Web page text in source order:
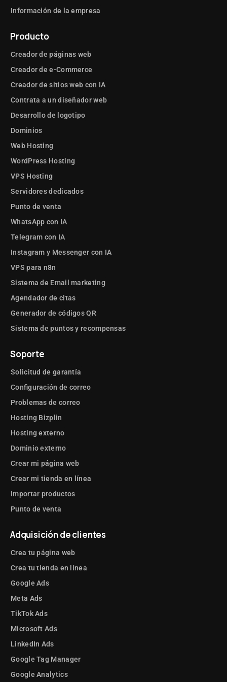
Información de la empresa
Producto
Creador de páginas web
Creador de e-Commerce
Creador de sitios web con IA
Contrata a un diseñador web
Desarrollo de logotipo
Dominios
Web Hosting
WordPress Hosting
VPS Hosting
Servidores dedicados
Punto de venta
WhatsApp con IA
Telegram con IA
Instagram y Messenger con IA
VPS para n8n
Sistema de Email marketing
Agendador de citas
Generador de códigos QR
Sistema de puntos y recompensas
Soporte
Solicitud de garantía
Configuración de correo
Problemas de correo
Hosting Bizplin
Hosting externo
Dominio externo
Crear mi página web
Crear mi tienda en línea
Importar productos
Punto de venta
Adquisición de clientes
Crea tu página web
Crea tu tienda en línea
Google Ads
Meta Ads
TikTok Ads
Microsoft Ads
LinkedIn Ads
Google Tag Manager
Google Analytics